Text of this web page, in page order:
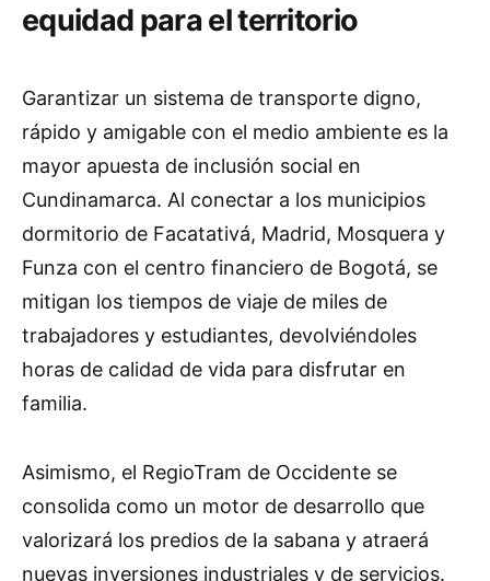
equidad para el territorio
Garantizar un sistema de transporte digno,
rápido y amigable con el medio ambiente es la
mayor apuesta de inclusión social en
Cundinamarca. Al conectar a los municipios
dormitorio de Facatativá, Madrid, Mosquera y
Funza con el centro financiero de Bogotá, se
mitigan los tiempos de viaje de miles de
trabajadores y estudiantes, devolviéndoles
horas de calidad de vida para disfrutar en
familia.
Asimismo, el RegioTram de Occidente se
consolida como un motor de desarrollo que
valorizará los predios de la sabana y atraerá
nuevas inversiones industriales y de servicios.